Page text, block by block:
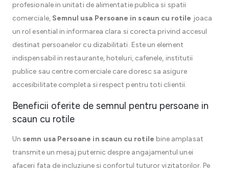
profesionale in unitati de alimentatie publica si spatii
comerciale, Semnul usa Persoane in scaun cu rotile joaca
un rol esential in informarea clara si corecta privind accesul
destinat persoanelor cu dizabilitati. Este un element
indispensabil in restaurante, hoteluri, cafenele, institutii
publice sau centre comerciale care doresc sa asigure
accesibilitate completa si respect pentru toti clientii.
Beneficii oferite de semnul pentru persoane in
scaun cu rotile
Un semn usa Persoane in scaun cu rotile bine amplasat
transmite un mesaj puternic despre angajamentul unei
afaceri fata de incluziune si confortul tuturor vizitatorilor. Pe